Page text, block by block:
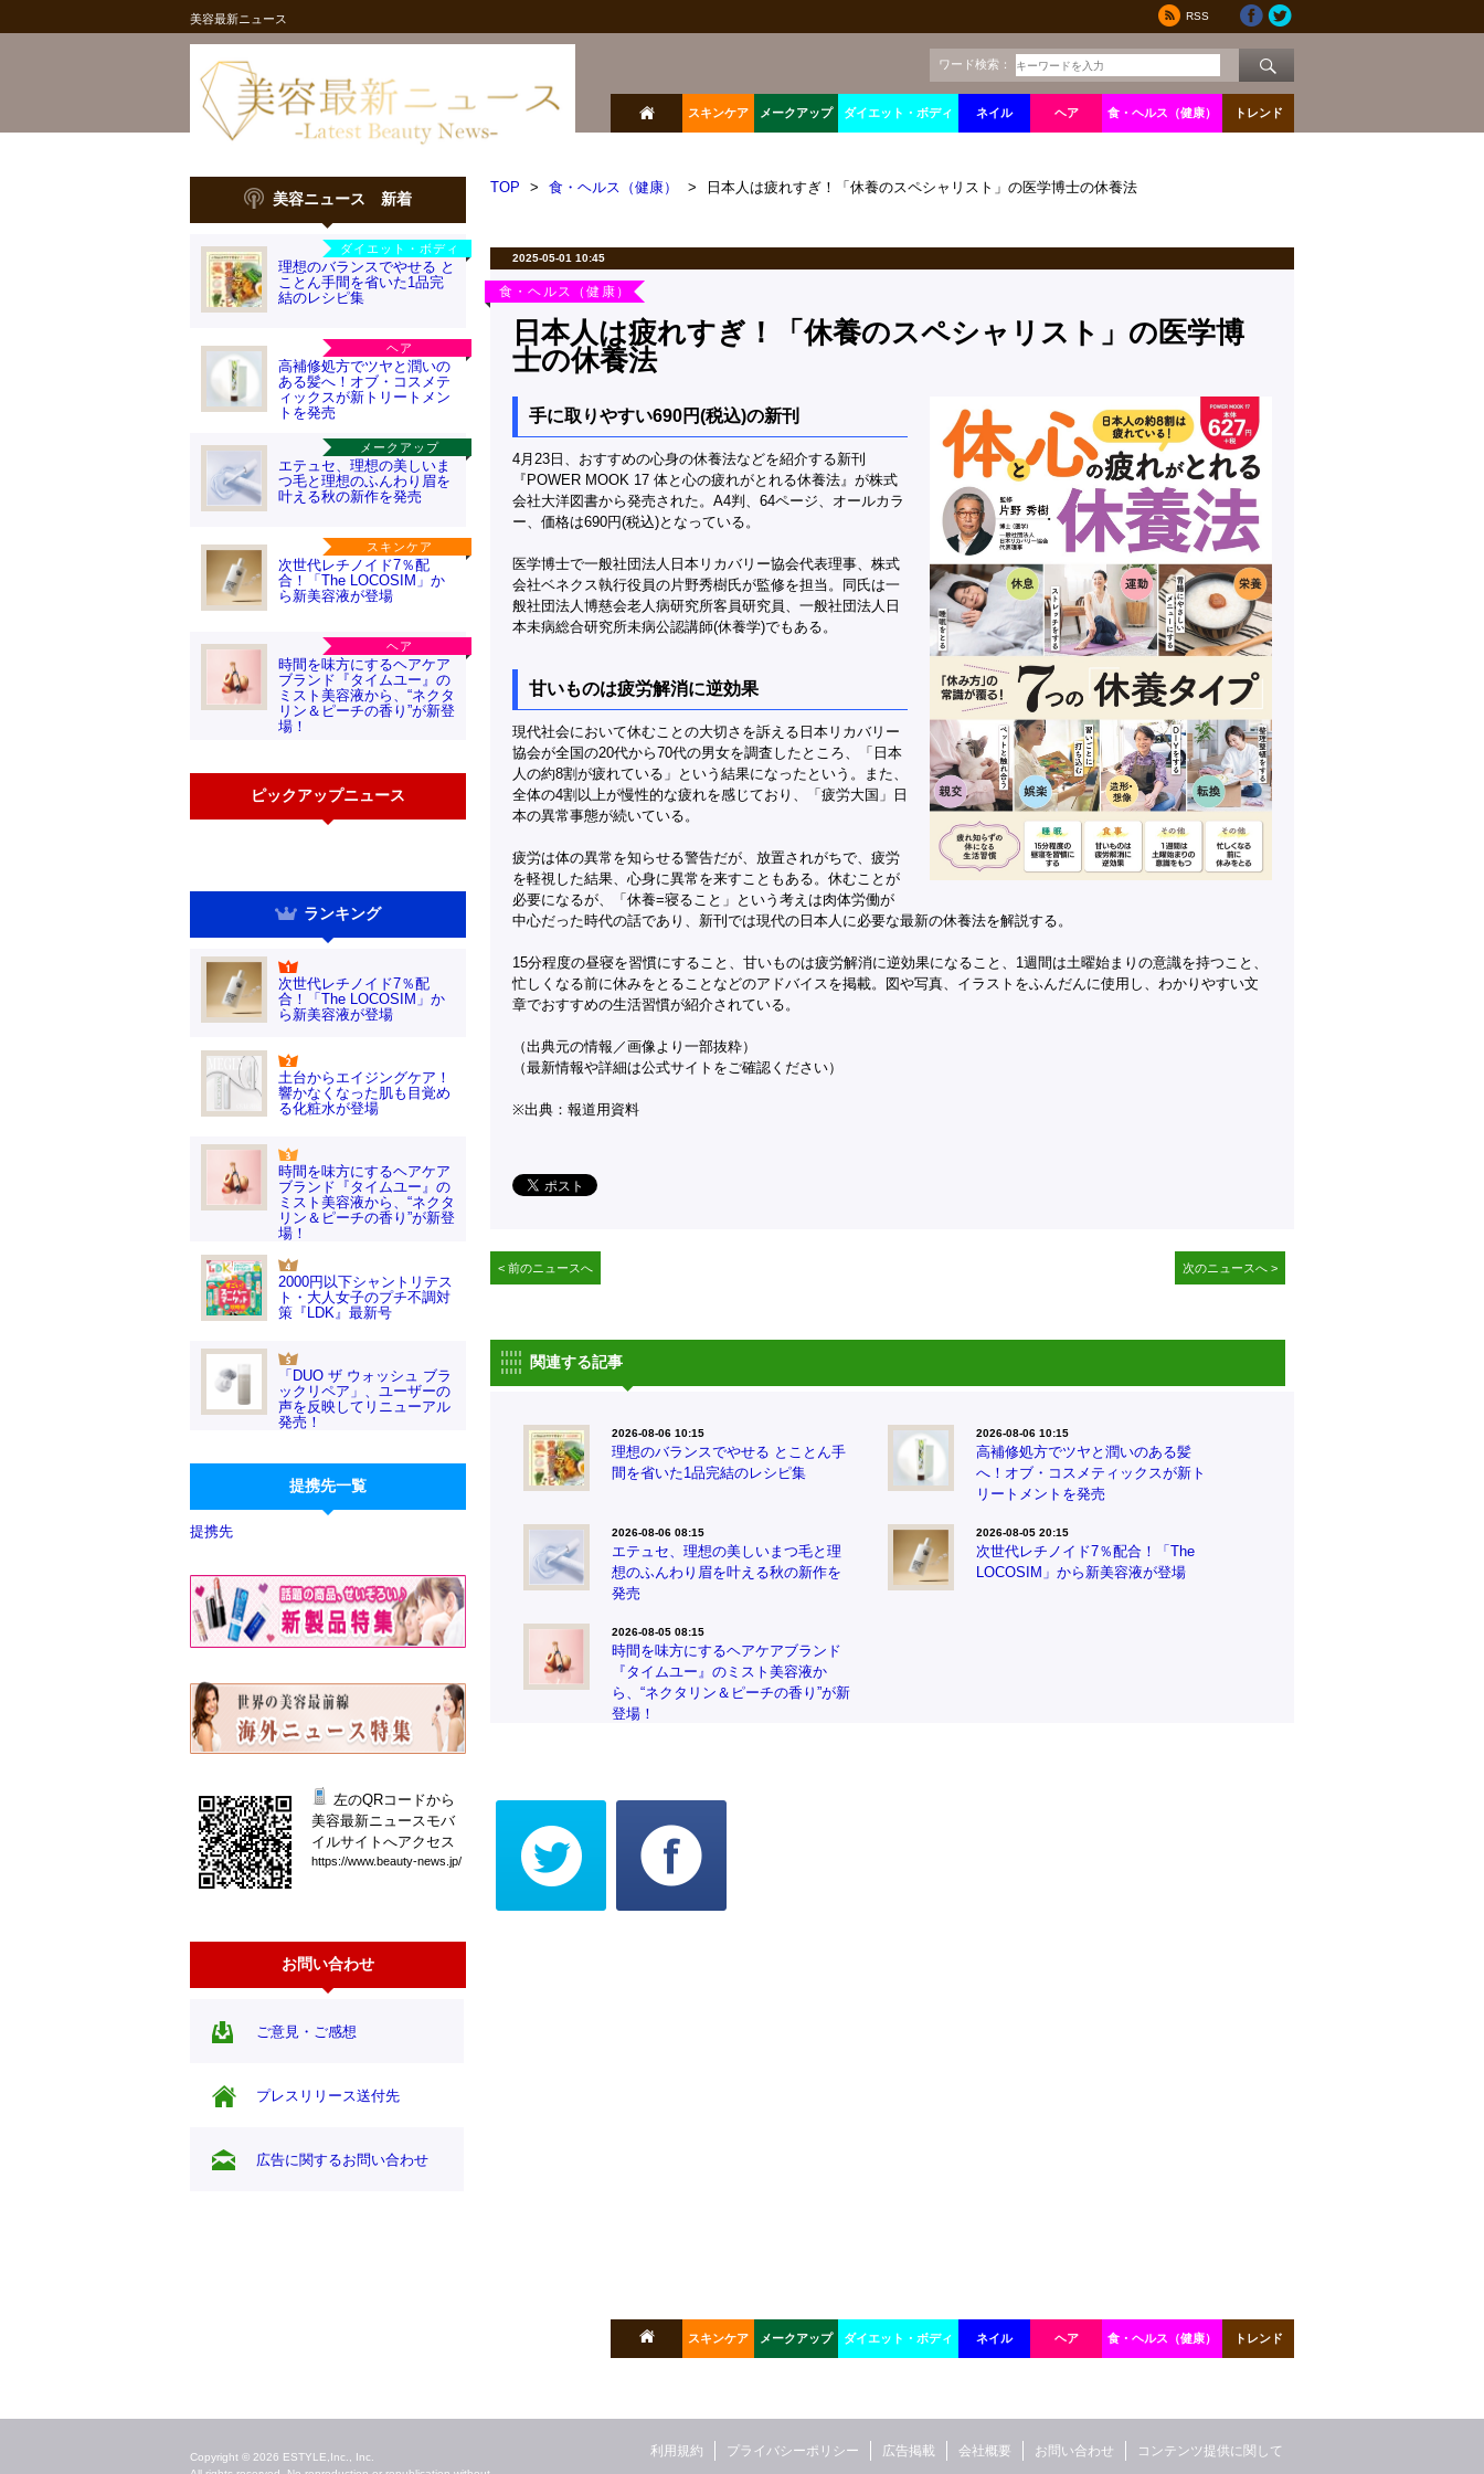
美容最新ニュース RSS
ワード検索：
スキンケア メークアップ ダイエット・ボディ ネイル ヘア 食・ヘルス（健康） トレンド
美容ニュース 新着
ダイエット・ボディ
理想のバランスでやせる と
ことん手間を省いた1品完
結のレシピ集
ヘア
高補修処方でツヤと潤いの
ある髪へ！オブ・コスメテ
ィックスが新トリートメン
トを発売
メークアップ
エテュセ、理想の美しいま
つ毛と理想のふんわり眉を
叶える秋の新作を発売
スキンケア
次世代レチノイド7％配
合！「The LOCOSIM」か
ら新美容液が登場
ヘア
時間を味方にするヘアケア
ブランド『タイムユー』の
ミスト美容液から、“ネクタ
リン＆ピーチの香り”が新登
場！
ピックアップニュース
ランキング
次世代レチノイド7％配
合！「The LOCOSIM」か
ら新美容液が登場
土台からエイジングケア！
響かなくなった肌も目覚め
る化粧水が登場
時間を味方にするヘアケア
ブランド『タイムユー』の
ミスト美容液から、“ネクタ
リン＆ピーチの香り”が新登
場！
2000円以下シャントリテス
ト・大人女子のプチ不調対
策『LDK』最新号
「DUO ザ ウォッシュ ブラ
ックリペア」、ユーザーの
声を反映してリニューアル
発売！
提携先一覧
提携先
左のQRコードから
美容最新ニュースモバ
イルサイトへアクセス
https://www.beauty-news. jp/
お問い合わせ
ご意見・ご感想
プレスリリース送付先
広告に関するお問い合わせ
TOP > 食・ヘルス（健康） > 日本人は疲れすぎ！「休養のスペシャリスト」の医学博士の休養法
2025-05-01 10:45
食・ヘルス（健康）
日本人は疲れすぎ！「休養のスペシャリスト」の医学博
士の休養法
手に取りやすい690円(税込)の新刊
4月23日、おすすめの心身の休養法などを紹介する新刊
『POWER MOOK 17 体と心の疲れがとれる休養法』が株式
会社大洋図書から発売された。A4判、64ページ、オールカラ
ー、価格は690円(税込)となっている。
医学博士で一般社団法人日本リカバリー協会代表理事、株式
会社ベネクス執行役員の片野秀樹氏が監修を担当。同氏は一
般社団法人博慈会老人病研究所客員研究員、一般社団法人日
本未病総合研究所未病公認講師(休養学)でもある。
甘いものは疲労解消に逆効果
現代社会において休むことの大切さを訴える日本リカバリー
協会が全国の20代から70代の男女を調査したところ、「日本
人の約8割が疲れている」という結果になったという。また、
全体の4割以上が慢性的な疲れを感じており、「疲労大国」日
本の異常事態が続いている。
疲労は体の異常を知らせる警告だが、放置されがちで、疲労
を軽視した結果、心身に異常を来すこともある。休むことが
必要になるが、「休養=寝ること」という考えは肉体労働が
中心だった時代の話であり、新刊では現代の日本人に必要な最新の休養法を解説する。
15分程度の昼寝を習慣にすること、甘いものは疲労解消に逆効果になること、1週間は土曜始まりの意識を持つこと、
忙しくなる前に休みをとることなどのアドバイスを掲載。図や写真、イラストをふんだんに使用し、わかりやすい文
章でおすすめの生活習慣が紹介されている。
（出典元の情報／画像より一部抜粋）
（最新情報や詳細は公式サイトをご確認ください）
※出典：報道用資料
< 前のニュースへ 次のニュースへ >
関連する記事
2026-08-06 10:15
理想のバランスでやせる とことん手
間を省いた1品完結のレシピ集
2026-08-06 10:15
高補修処方でツヤと潤いのある髪
へ！オブ・コスメティックスが新ト
リートメントを発売
2026-08-06 08:15
エテュセ、理想の美しいまつ毛と理
想のふんわり眉を叶える秋の新作を
発売
2026-08-05 20:15
次世代レチノイド7％配合！「The
LOCOSIM」から新美容液が登場
2026-08-05 08:15
時間を味方にするヘアケアブランド
『タイムユー』のミスト美容液か
ら、“ネクタリン＆ピーチの香り”が新
登場！
スキンケア メークアップ ダイエット・ボディ ネイル ヘア 食・ヘルス（健康） トレンド
Copyright © 2026 ESTYLE,Inc., Inc.
コンテンツ提供に関して
お問い合わせ
会社概要
広告掲載
プライバシーポリシー
利用規約